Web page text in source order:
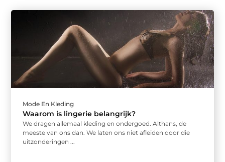
Mode En Kleding
Waarom is lingerie belangrijk?
We dragen allemaal kleding en ondergoed. Althans, de
meeste van ons dan. We laten ons niet afleiden door die
uitzonderingen ...